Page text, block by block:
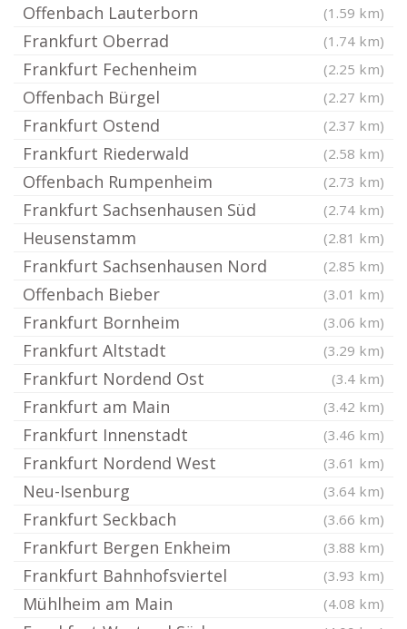
Offenbach Lauterborn (1.59 km)
Frankfurt Oberrad (1.74 km)
Frankfurt Fechenheim (2.25 km)
Offenbach Bürgel (2.27 km)
Frankfurt Ostend (2.37 km)
Frankfurt Riederwald (2.58 km)
Offenbach Rumpenheim (2.73 km)
Frankfurt Sachsenhausen Süd (2.74 km)
Heusenstamm (2.81 km)
Frankfurt Sachsenhausen Nord (2.85 km)
Offenbach Bieber (3.01 km)
Frankfurt Bornheim (3.06 km)
Frankfurt Altstadt (3.29 km)
Frankfurt Nordend Ost (3.4 km)
Frankfurt am Main (3.42 km)
Frankfurt Innenstadt (3.46 km)
Frankfurt Nordend West (3.61 km)
Neu-Isenburg (3.64 km)
Frankfurt Seckbach (3.66 km)
Frankfurt Bergen Enkheim (3.88 km)
Frankfurt Bahnhofsviertel (3.93 km)
Mühlheim am Main (4.08 km)